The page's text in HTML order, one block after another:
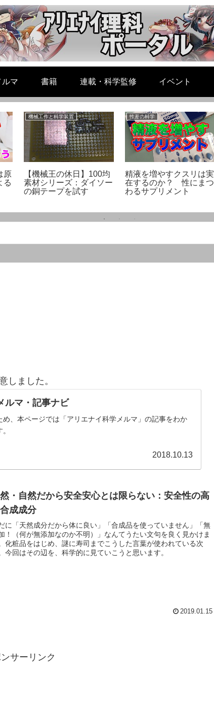
ルマ 書籍 連載・科学監修 イベント
原
る
機械工作と科学装置
【機械王の休日】100均
素材シリーズ：ダイソー
の銅テープを試す
性差の科学
精液を増やすクスリは実
在するのか？ 性にまつ
わるサプリメント
しました。
ルマ・記事ナビ
め、本ページでは「アリエナイ科学メルマ」の記事をわか
2018.10.13
・自然だから安全安心とは限らない：安全性の高
成成分
に「天然成分だから体に良い」「合成品を使っていません」「無
！（何が無添加なのか不明）」なんてうたい文句を良く見かけま
化粧品をはじめ、謎に寿司までこうした言葉が使われている次
今回はその辺を、科学的に見ていこうと思います。
2019.01.15
サーリンク